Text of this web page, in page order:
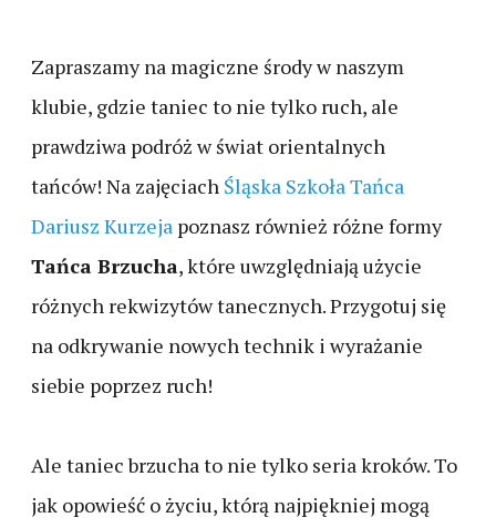
Zapraszamy na magiczne środy w naszym
klubie, gdzie taniec to nie tylko ruch, ale
prawdziwa podróż w świat orientalnych
tańców! Na zajęciach Śląska Szkoła Tańca
Dariusz Kurzeja poznasz również różne formy
Tańca Brzucha, które uwzględniają użycie
różnych rekwizytów tanecznych. Przygotuj się
na odkrywanie nowych technik i wyrażanie
siebie poprzez ruch!
Ale taniec brzucha to nie tylko seria kroków. To
jak opowieść o życiu, którą najpiękniej mogą